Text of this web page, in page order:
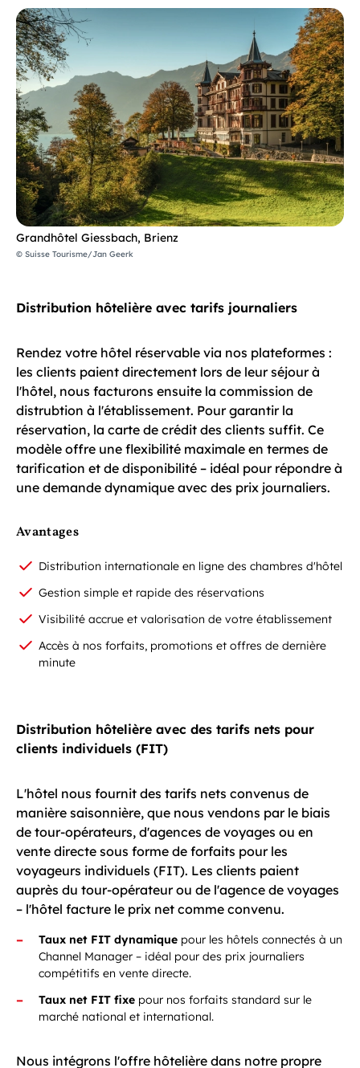
Grandhôtel Giessbach, Brienz
© Suisse Tourisme/Jan Geerk
Distribution hôtelière avec tarifs journaliers
Rendez votre hôtel réservable via nos plateformes :
les clients paient directement lors de leur séjour à
l'hôtel, nous facturons ensuite la commission de
distrubtion à l'établissement. Pour garantir la
réservation, la carte de crédit des clients suffit. Ce
modèle offre une flexibilité maximale en termes de
tarification et de disponibilité – idéal pour répondre à
une demande dynamique avec des prix journaliers.
Avantages
Distribution internationale en ligne des chambres d'hôtel
Gestion simple et rapide des réservations
Visibilité accrue et valorisation de votre établissement
Accès à nos forfaits, promotions et offres de dernière
minute
Distribution hôtelière avec des tarifs nets pour
clients individuels (FIT)
L'hôtel nous fournit des tarifs nets convenus de
manière saisonnière, que nous vendons par le biais
de tour-opérateurs, d'agences de voyages ou en
vente directe sous forme de forfaits pour les
voyageurs individuels (FIT). Les clients paient
auprès du tour-opérateur ou de l'agence de voyages
– l'hôtel facture le prix net comme convenu.
Taux net FIT dynamique pour les hôtels connectés à un
Channel Manager – idéal pour des prix journaliers
compétitifs en vente directe.
Taux net FIT fixe pour nos forfaits standard sur le
marché national et international.
Nous intégrons l'offre hôtelière dans notre propre